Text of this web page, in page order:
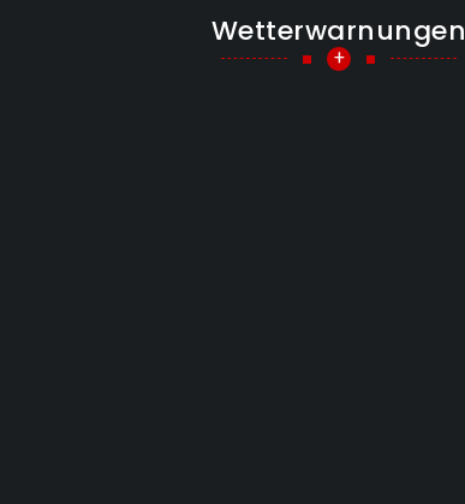
Wetterwarnungen
+